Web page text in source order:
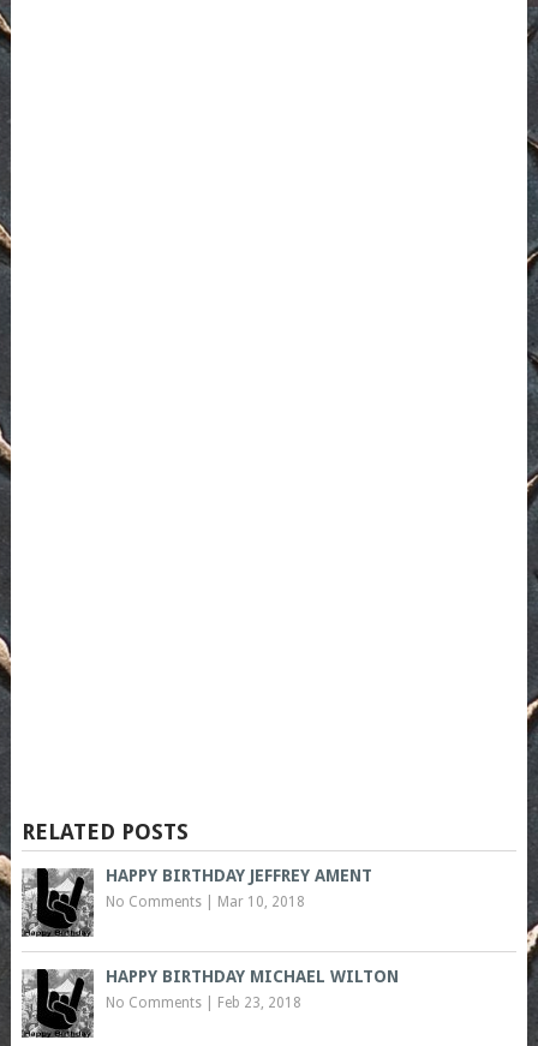
RELATED POSTS
HAPPY BIRTHDAY JEFFREY AMENT
No Comments| Mar 10, 2018
HAPPY BIRTHDAY MICHAEL WILTON
No Comments| Feb 23, 2018